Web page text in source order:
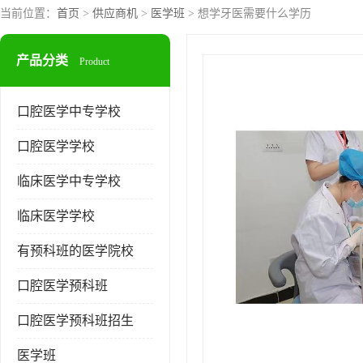
当前位置： 首页 > 供应商机 > 医学班 > 想学牙医需要什么学历
产品分类 Product
口腔医学中专学校
口腔医学学校
临床医学中专学校
临床医学学校
有预科班的医学院校
口腔医学预科班
口腔医学预科班招生
医学班